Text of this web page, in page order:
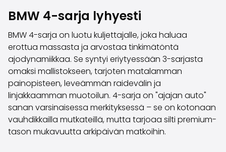
Farmariautot
Vetoautot
Pakettiautot
Hyötyajoneuvot
Huutokauppa-autot
Edulliset autot
Saka Select
Automerkit
Audi
BMW
BMW 4-sarja lyhyesti
BMW 4-sarja on luotu kuljettajalle, joka haluaa
erottua massasta ja arvostaa tinkimätöntä
ajodynamiikkaa. Se syntyi eriytyessään 3-sarjasta
omaksi mallistokseen, tarjoten matalamman
painopisteen, leveämmän raidevälin ja
linjakkaamman muotoilun. 4-sarja on "ajajan auto"
sanan varsinaisessa merkityksessä – se on kotonaan
vauhdikkailla mutkateillä, mutta tarjoaa silti premium-
tason mukavuutta arkipäivän matkoihin.